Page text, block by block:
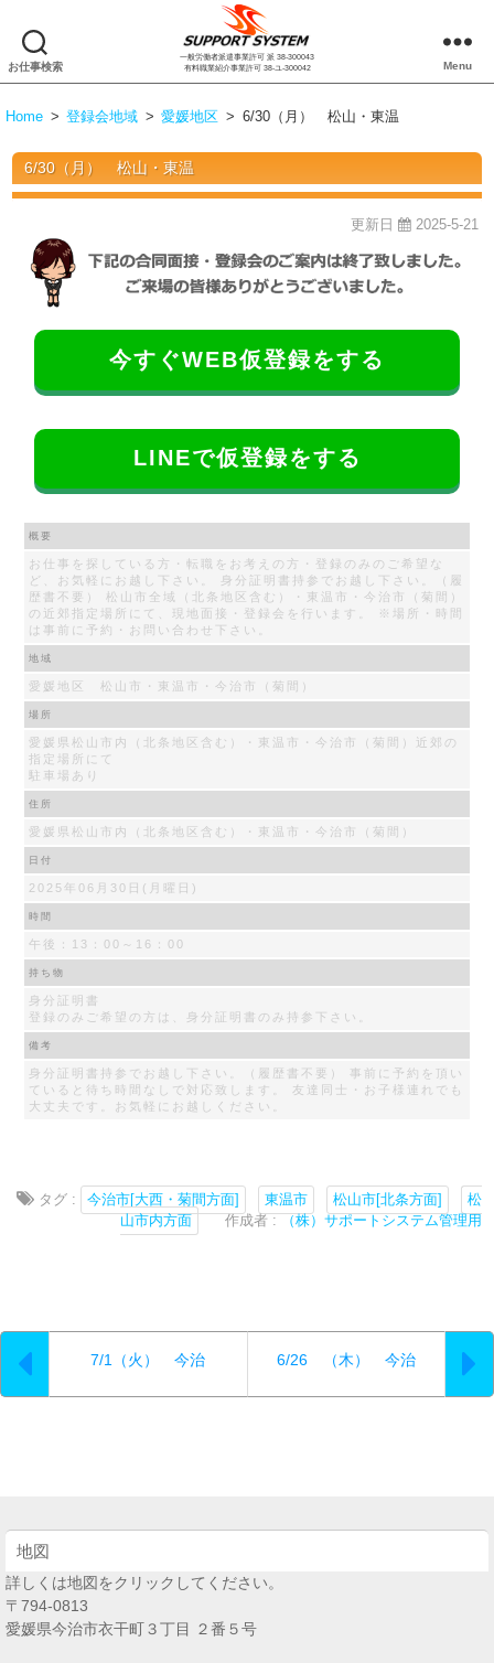
お仕事検索
株
式
会
サ
ー
ス
テ
一般労働者派遣事業許可 派 38-300043
有料職業紹介事業許可 38-ユ-300042
Menu
Home > 登録会地域 > 愛媛地区 > 6/30（月） 松山・東温
6/30（月） 松山・東温
更新日 2025-5-21
今すぐWEB仮登録をする
LINEで仮登録をする
概要
お仕事を探している方・転職をお考えの方・登録のみのご希望な
ど、お気軽にお越し下さい。 身分証明書持参でお越し下さい。（履
歴書不要） 松山市全域（北条地区含む）・東温市・今治市（菊間）
の近郊指定場所にて、現地面接・登録会を行います。 ※場所・時間
は事前に予約・お問い合わせ下さい。
地域
愛媛地区 松山市・東温市・今治市（菊間）
場所
愛媛県松山市内（北条地区含む）・東温市・今治市（菊間）近郊の
指定場所にて
駐車場あり
住所
愛媛県松山市内（北条地区含む）・東温市・今治市（菊間）
日付
2025年06月30日(月曜日)
時間
午後：13：00～16：00
持ち物
身分証明書
登録のみご希望の方は、身分証明書のみ持参下さい。
備考
身分証明書持参でお越し下さい。（履歴書不要） 事前に予約を頂い
ていると待ち時間なしで対応致します。 友達同士・お子様連れでも
大丈夫です。お気軽にお越しください。
タグ : 今治市[大西・菊間方面] 東温市 松山市[北条方面]
松
山市内方面
作成者 : （株）サポートシステム管理用
7/1（火） 今治 6/26 （木） 今治
地図
詳しくは地図をクリックしてください。
〒794-0813
愛媛県今治市衣干町３丁目 ２番５号